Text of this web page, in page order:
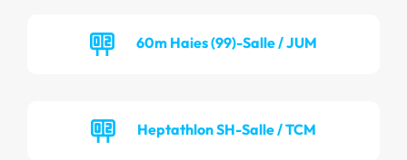
60m Haies (99)-Salle / JUM
Heptathlon SH-Salle / TCM